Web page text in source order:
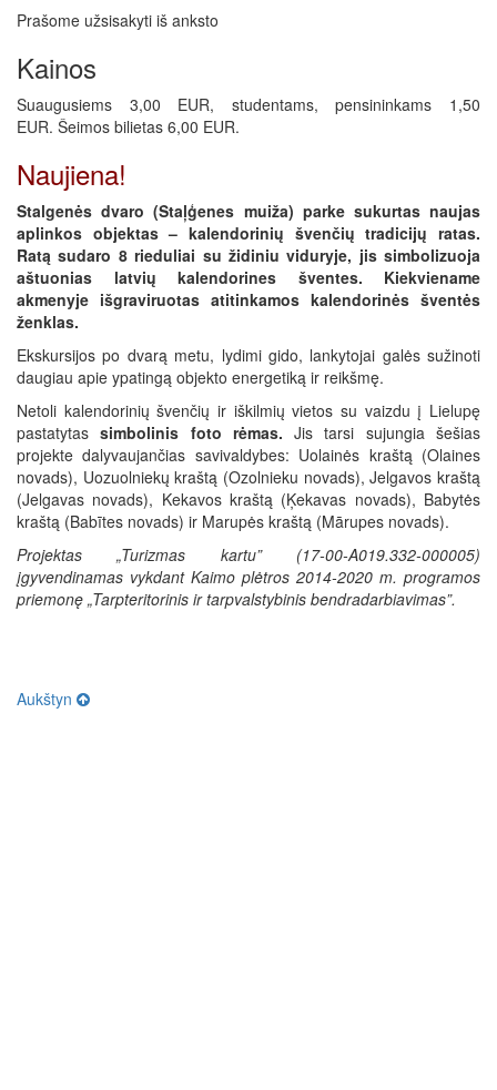
Prašome užsisakyti iš anksto
Kainos
Suaugusiems 3,00 EUR, studentams, pensininkams 1,50
EUR. Šeimos bilietas 6,00 EUR.
Naujiena!
Stalgenės dvaro (Staļģenes muiža) parke sukurtas naujas
aplinkos objektas – kalendorinių švenčių tradicijų ratas.
Ratą sudaro 8 rieduliai su židiniu viduryje, jis simbolizuoja
aštuonias latvių kalendorines šventes. Kiekviename
akmenyje išgraviruotas atitinkamos kalendorinės šventės
ženklas.
Ekskursijos po dvarą metu, lydimi gido, lankytojai galės sužinoti
daugiau apie ypatingą objekto energetiką ir reikšmę.
Netoli kalendorinių švenčių ir iškilmių vietos su vaizdu į Lielupę
pastatytassimbolinis foto rėmas. Jis tarsi sujungia šešias
projekte dalyvaujančias savivaldybes: Uolainės kraštą (Olaines
novads), Uozuolniekų kraštą (Ozolnieku novads), Jelgavos kraštą
(Jelgavas novads), Kekavos kraštą (Ķekavas novads), Babytės
kraštą (Babītes novads) ir Marupės kraštą (Mārupes novads).
Projektas „Turizmas kartu” (17-00-A019.332-000005)
įgyvendinamas vykdant Kaimo plėtros 2014-2020 m. programos
priemonę „Tarpteritorinis ir tarpvalstybinis bendradarbiavimas”.
Aukštyn